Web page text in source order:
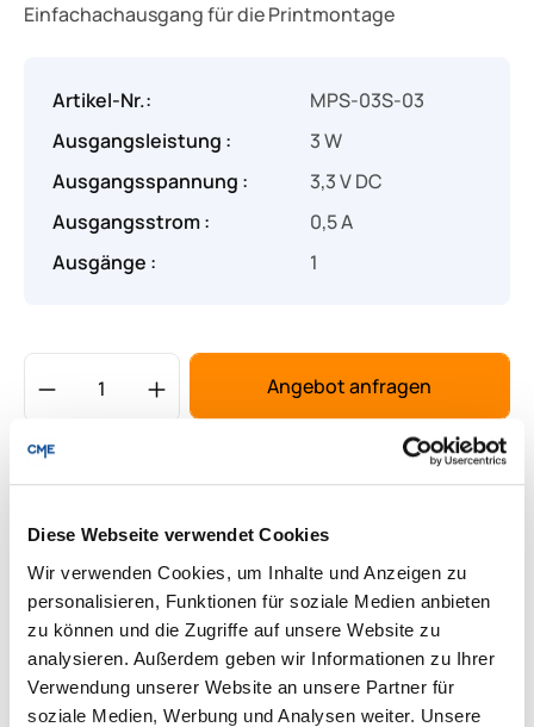
Diese Webseite verwendet Cookies
Wir verwenden Cookies, um Inhalte und Anzeigen zu
personalisieren, Funktionen für soziale Medien anbieten
zu können und die Zugriffe auf unsere Website zu
analysieren. Außerdem geben wir Informationen zu Ihrer
Verwendung unserer Website an unsere Partner für
soziale Medien, Werbung und Analysen weiter. Unsere
Einfachachausgang für die Printmontage
Artikel-Nr.:
MPS-03S-03
Ausgangsleistung :
3 W
Ausgangsspannung :
3,3 V DC
Ausgangsstrom :
0,5 A
Ausgänge :
1
Produkt Anzahl: Gib den gewünschten
Angebot anfragen
Downloads zum Produkt
Fragen zum Produkt